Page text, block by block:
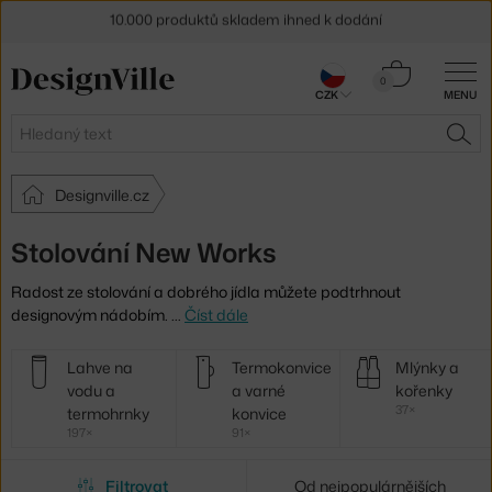
MENU
Hledat
0
Košík
Designville.cz
Stolování New Works
Radost ze stolování a dobrého jídla můžete podtrhnout
designovým nádobím. … Číst dále
Další
kategorie
Lahve na
vodu a
termohrnky
197×
Termokonvice
a varné
konvice
91×
Mlýnky a
kořenky
37×
Filtrovat Od nejpopulárnějších
10.000 produktů skladem ihned k dodání
30 dní na vrácení zbožíCZK